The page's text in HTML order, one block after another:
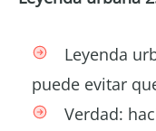
Leyenda
puede evitar
Verdad: